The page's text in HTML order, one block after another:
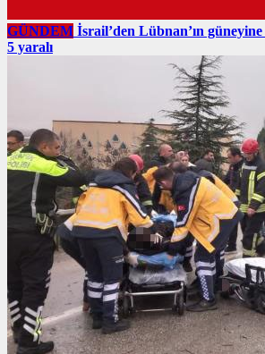
GÜNDEM İsrail’den Lübnan’ın güneyine
5 yaralı